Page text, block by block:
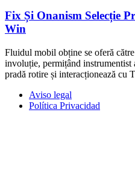
Fix Și Onanism Selecție
Win
Fluidul mobil obține se oferă
involuție, permițând instrumentist
pradă rotire și interacționează cu
Aviso legal
Política Privacidad